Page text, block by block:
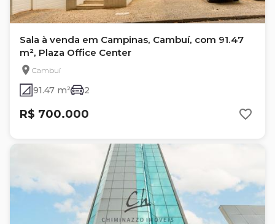
Sala à venda em Campinas, Cambuí, com 91.47
m², Plaza Office Center
Cambuí
91.47 m² 2
R$ 700.000